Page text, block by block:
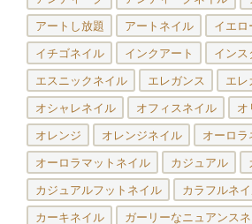
アートし放題 アートネイル イエロ
イチゴネイル インクアート インス
エスニックネイル エレガンス エレ
オシャレネイル オフィスネイル オ
オレンジ オレンジネイル オーロラ
オーロラマットネイル カジュアル
カジュアルフットネイル カラフルネ
カーキネイル ガーリーなニュアンス